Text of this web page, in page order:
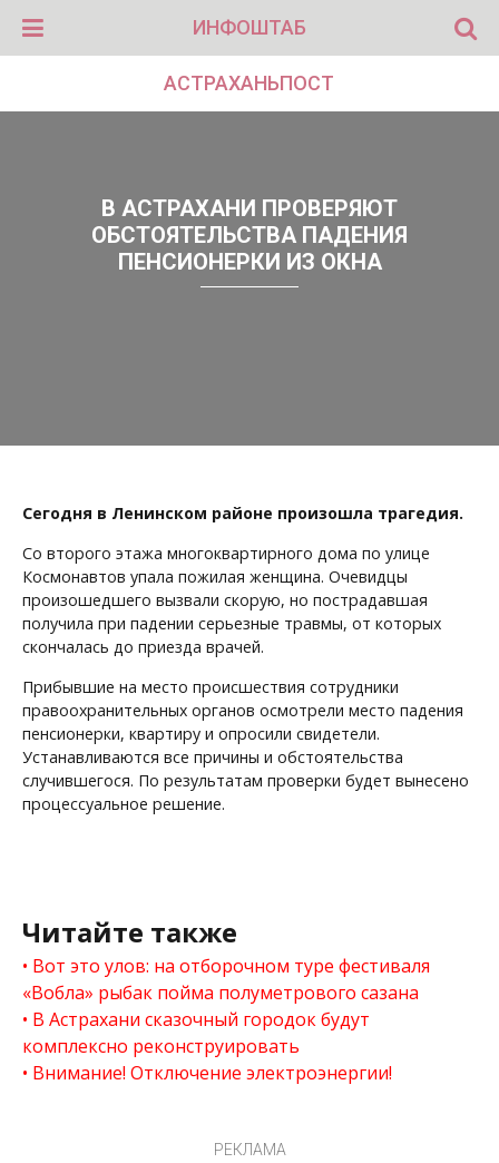
ИНФОШТАБ
АСТРАХАНЬПОСТ
В АСТРАХАНИ ПРОВЕРЯЮТ
ОБСТОЯТЕЛЬСТВА ПАДЕНИЯ
ПЕНСИОНЕРКИ ИЗ ОКНА
Сегодня в Ленинском районе произошла трагедия.
Со второго этажа многоквартирного дома по улице
Космонавтов упала пожилая женщина. Очевидцы
произошедшего вызвали скорую, но пострадавшая
получила при падении серьезные травмы, от которых
скончалась до приезда врачей.
Прибывшие на место происшествия сотрудники
правоохранительных органов осмотрели место падения
пенсионерки, квартиру и опросили свидетели.
Устанавливаются все причины и обстоятельства
случившегося. По результатам проверки будет вынесено
процессуальное решение.
Читайте также
Вот это улов: на отборочном туре фестиваля
«Вобла» рыбак пойма полуметрового сазана
В Астрахани сказочный городок будут
комплексно реконструировать
Внимание! Отключение электроэнергии!
РЕКЛАМА